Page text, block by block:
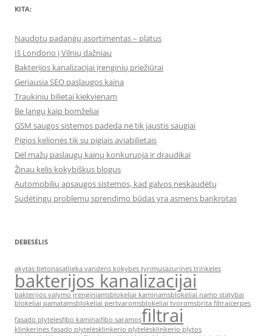
KITA:
Naudotų padangų asortimentas – platus
Iš Londono į Vilnių dažniau
Bakterijos kanalizacijai įrenginių priežiūrai
Geriausia SEO paslaugos kaina
Traukiniu bilietai kiekvienam
Be langų kaip bomželiai
GSM saugos sistemos padeda ne tik jaustis saugiai
Pigios kelionės tik su pigiais aviabilietais
Dėl mažų paslaugų kainų konkuruoja ir draudikai
Žinau kelis kokybiškus blogus
Automobilių apsaugos sistemos, kad galvos neskaudėtų
Sudėtingų problemų sprendimo būdas yra asmens bankrotas
DEBESĖLIS
akytas betonasatlieka vandens kokybes tyrimusazurines trinkeles
bakterijos kanalizacijai
bakterijos valymo įrenginiamsblokeliai kaminamsblokeliai namo statybai
blokeliai pamatamsblokeliai pertvaromsblokeliai tvoromsbrita filtraicerpes
fasado plytelesfibo kaminaifibo saramosfiltrai
klinkerinės fasado plytelėsklinkerio plytelėsklinkerio plytos